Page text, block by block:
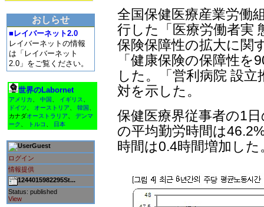
おしらせ
■レイバーネット2.0
レイバーネットの情報
は「レイバーネット
2.0」をご覧ください。
世界のLabornet
アメリカ 中国 イギリス
ドイツ
オーストリア 韓国
カナダオーストラリア
デンマ
ーク
トルコ 日本
Guest
ログイン
情報提供
1244015982295St...
Status: published
View
全国保健医療産業労働
行した「医療労働者実
保険保障性の拡大に関
「健康保険の保障性
した。「営利病院 設
対を示した。
保健医療界従事者の1
の平均勤労時間は
時間は0.4時間増加した